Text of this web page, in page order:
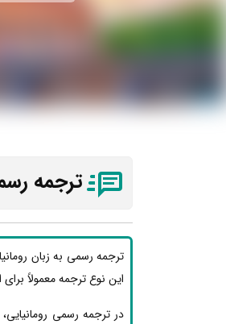
ترجمه
ترجمه رسمی به زبان
این نوع ترجمه معمولاً
در ترجمه رسمی